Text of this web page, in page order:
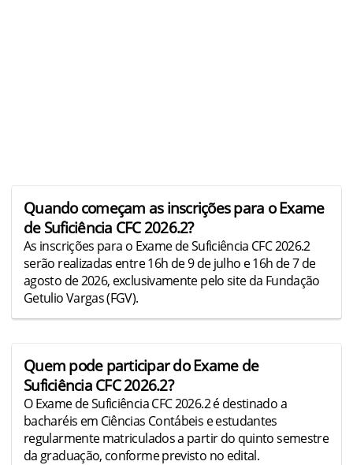
Quando começam as inscrições para o Exame
de Suficiência CFC 2026.2?
As inscrições para o Exame de Suficiência CFC 2026.2
serão realizadas entre 16h de 9 de julho e 16h de 7 de
agosto de 2026, exclusivamente pelo site da Fundação
Getulio Vargas (FGV).
Quem pode participar do Exame de
Suficiência CFC 2026.2?
O Exame de Suficiência CFC 2026.2 é destinado a
bacharéis em Ciências Contábeis e estudantes
regularmente matriculados a partir do quinto semestre
da graduação, conforme previsto no edital.